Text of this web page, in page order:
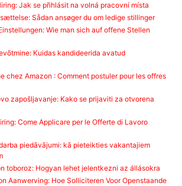
Jak se přihlásit na volná pracovní místa
Sådan ansøger du om ledige stillinger
Wie man sich auf offene Stellen
Kuidas kandideerida avatud
chez Amazon : Comment postuler pour les offres
zapošljavanje: Kako se prijaviti za otvorena
Come Applicare per le Offerte di Lavoro
piedāvājumi: kā pieteikties vakantajiem
toboroz: Hogyan lehet jelentkezni az állásokra
Aanwerving: Hoe Solliciteren Voor Openstaande